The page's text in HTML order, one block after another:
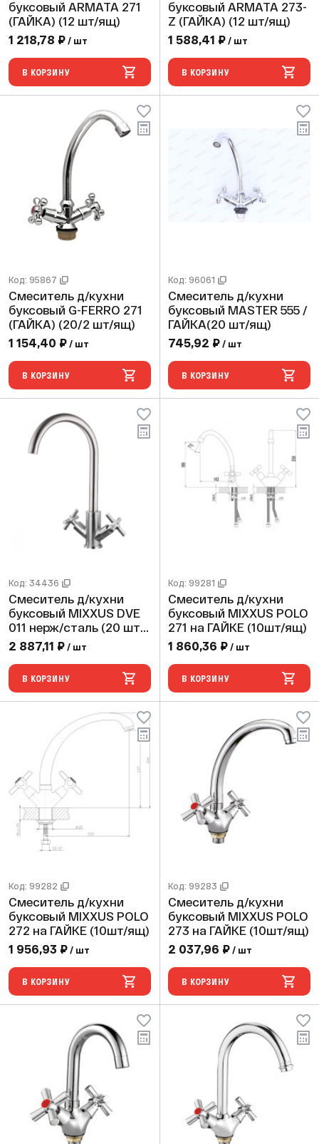
буксовый ARMATA 271
(ГАЙКА) (12 шт/ящ)
1 218,78 ₽ / шт
В КОРЗИНУ
буксовый ARMATA 273-
Z (ГАЙКА) (12 шт/ящ)
1 588,41 ₽ / шт
В КОРЗИНУ
Код: 95867
Смеситель д/кухни
буксовый G-FERRO 271
(ГАЙКА) (20/2 шт/ящ)
1 154,40 ₽ / шт
В КОРЗИНУ
Код: 96061
Смеситель д/кухни
буксовый MASTER 555 /
ГАЙКА(20 шт/ящ)
745,92 ₽ / шт
В КОРЗИНУ
Код: 34436
Смеситель д/кухни
буксовый MIXXUS DVE
011 нерж/сталь (20 шт/
ящ)
2 887,11 ₽ / шт
В КОРЗИНУ
Код: 99281
Смеситель д/кухни
буксовый MIXXUS POLO
271 на ГАЙКЕ (10шт/ящ)
1 860,36 ₽ / шт
В КОРЗИНУ
Код: 99282
Смеситель д/кухни
буксовый MIXXUS POLO
272 на ГАЙКЕ (10шт/ящ)
1 956,93 ₽ / шт
В КОРЗИНУ
Код: 99283
Смеситель д/кухни
буксовый MIXXUS POLO
273 на ГАЙКЕ (10шт/ящ)
2 037,96 ₽ / шт
В КОРЗИНУ